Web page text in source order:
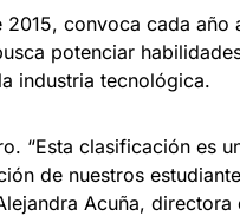
convoca cada año
potenciar
industria tecnológica.
“Esta clasificación es
de nuestros
Acuña, directora